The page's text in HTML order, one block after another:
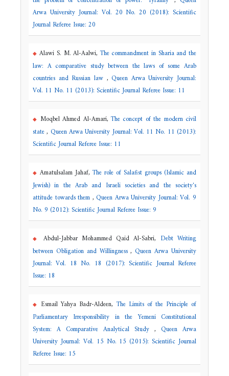
Arwa University Journal: Vol. 20 No. 20 (2018): Scientific
Journal Referee Issue: 20
Alawi S. M. Al-Aalwi,The commandment in Sharia and the
law: A comparative study between the laws of some Arab
countries and Russian law ,Queen Arwa University Journal:
Vol. 11 No. 11 (2013): Scientific Journal Referee Issue: 11
Moqbel Ahmed Al-Amari,The concept of the modern civil
state, Queen Arwa University Journal: Vol. 11 No. 11 (2013):
Scientific Journal Referee Issue: 11
Amatulsalam Jahaf,The role of Salafist groups (Islamic and
Jewish) in the Arab and Israeli societies and the society's
attitude towards them ,Queen Arwa University Journal: Vol. 9
No. 9 (2012): Scientific Journal Referee Issue: 9
Abdul-Jabbar Mohammed Qaid Al-Sabri, Debt Writing
between Obligation and Willingness,Queen Arwa University
Journal: Vol. 18 No. 18 (2017): Scientific Journal Referee
Issue: 18
Esmail Yahya Badr-Aldeen,The Limits of the Principle of
Parliamentary Irresponsibility in the Yemeni Constitutional
System: A Comparative Analytical Study,Queen Arwa
University Journal: Vol. 15 No. 15 (2015): Scientific Journal
Referee Issue: 15